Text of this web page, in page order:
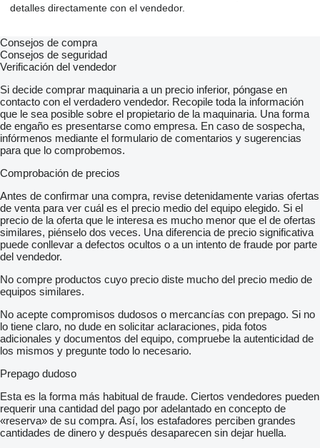
detalles directamente con el vendedor.
Consejos de compra
Consejos de seguridad
Verificación del vendedor
Si decide comprar maquinaria a un precio inferior, póngase en
contacto con el verdadero vendedor. Recopile toda la información
que le sea posible sobre el propietario de la maquinaria. Una forma
de engaño es presentarse como empresa. En caso de sospecha,
infórmenos mediante el formulario de comentarios y sugerencias
para que lo comprobemos.
Comprobación de precios
Antes de confirmar una compra, revise detenidamente varias ofertas
de venta para ver cuál es el precio medio del equipo elegido. Si el
precio de la oferta que le interesa es mucho menor que el de ofertas
similares, piénselo dos veces. Una diferencia de precio significativa
puede conllevar a defectos ocultos o a un intento de fraude por parte
del vendedor.
No compre productos cuyo precio diste mucho del precio medio de
equipos similares.
No acepte compromisos dudosos o mercancías con prepago. Si no
lo tiene claro, no dude en solicitar aclaraciones, pida fotos
adicionales y documentos del equipo, compruebe la autenticidad de
los mismos y pregunte todo lo necesario.
Prepago dudoso
Esta es la forma más habitual de fraude. Ciertos vendedores pueden
requerir una cantidad del pago por adelantado en concepto de
«reserva» de su compra. Así, los estafadores perciben grandes
cantidades de dinero y después desaparecen sin dejar huella.